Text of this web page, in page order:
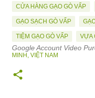
CỬA HÀNG GẠO GÒ VẤP
GẠO SẠCH GÒ VẤP
TIỆM GẠO GÒ VẤP VỰA
Google Account Video
MINH, VIỆT NAM